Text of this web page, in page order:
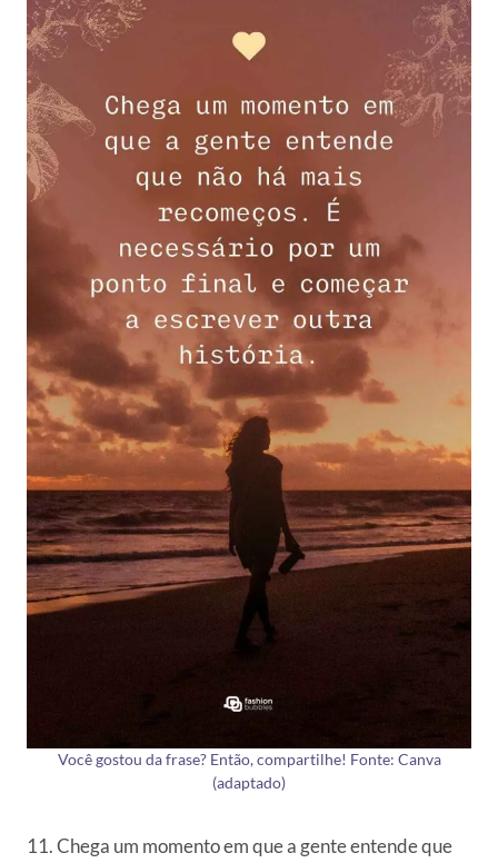
Você gostou da frase? Então, compartilhe! Fonte: Canva
(adaptado)
11. Chega um momento em que a gente entende que